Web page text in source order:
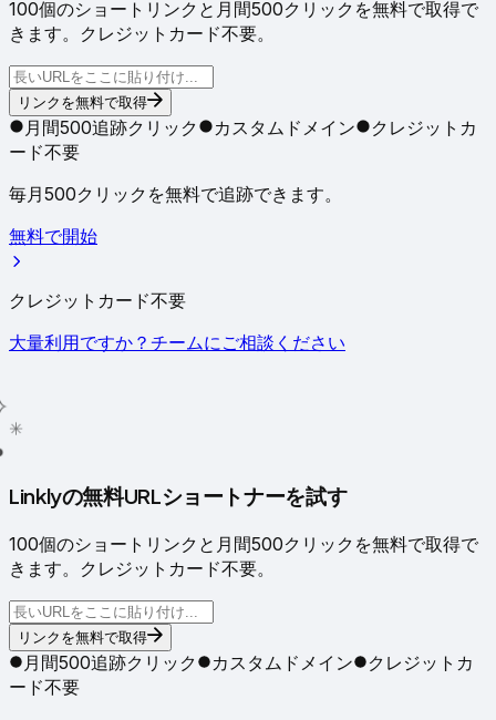
100個のショートリンクと月間500クリックを無料で取得で
きます。クレジットカード不要。
リンクを無料で取得
月間500追跡クリック カスタムドメイン
クレジットカ
ード不要
毎月500クリックを無料で追跡できます。
無料で開始
クレジットカード不要
大量利用ですか？チームにご相談ください
✳
Linklyの無料URLショートナーを試す
100個のショートリンクと月間500クリックを無料で取得で
きます。クレジットカード不要。
リンクを無料で取得
月間500追跡クリック カスタムドメイン
クレジットカ
ード不要